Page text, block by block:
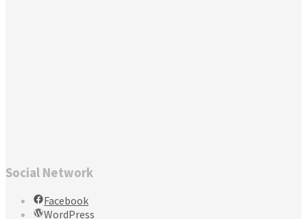
Social Network
Facebook
WordPress